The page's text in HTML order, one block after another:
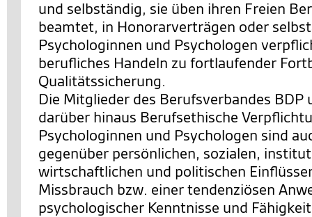
und selbständig, sie üben ihren Freien
beamtet, in Honorarverträgen oder
Psychologinnen und Psychologen
berufliches Handeln zu fortlaufender
Qualitätssicherung.
Die Mitglieder des Berufsverbandes BDP
darüber hinaus Berufsethische
Psychologinnen und Psychologen sind
gegenüber persönlichen, sozialen,
wirtschaftlichen und politischen
Missbrauch bzw. einer tendenziösen
psychologischer Kenntnisse und